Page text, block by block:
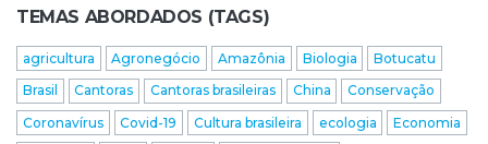
TEMAS ABORDADOS (TAGS)
agricultura Agronegócio Amazônia Biologia
Botucatu
Brasil
Cantoras Cantoras brasileiras China
Conservação
Coronavírus
Covid-19 Cultura brasileira ecologia
Economia